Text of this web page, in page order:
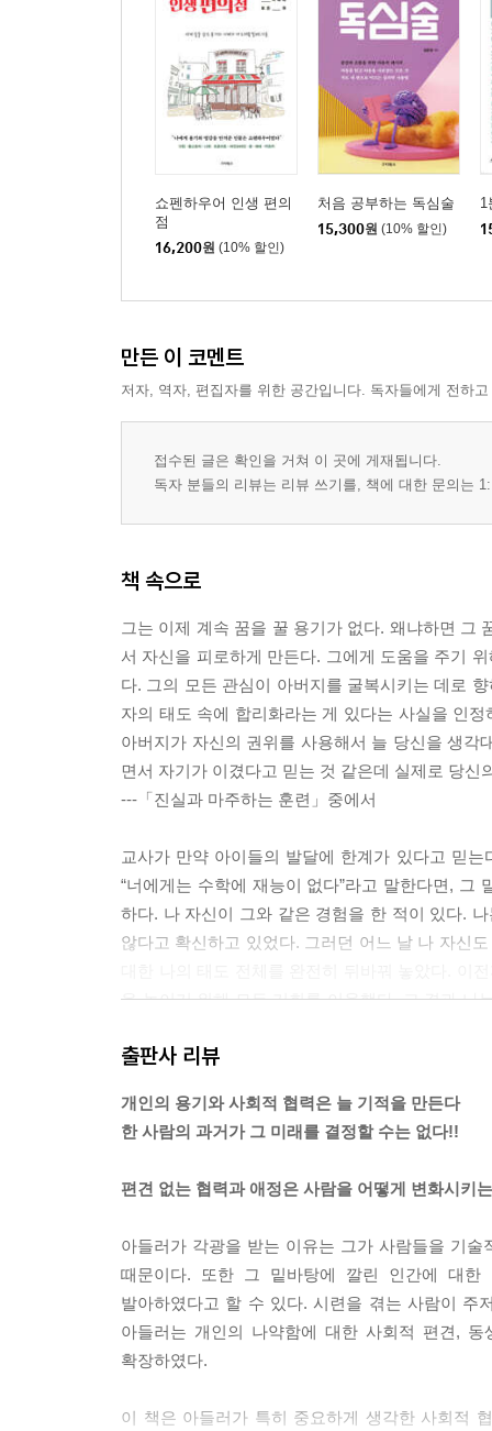
쇼펜하우어 인생 편의
점
16,200원 (10% 할인)
처음 공부하는 독심술
15,300원 (10% 할인)
1
만든 이 코멘트
저자, 역자, 편집자를 위한 공간입니다. 독자들에게 전하
접수된 글은 확인을 거쳐 이 곳에 게재됩니다.
독자 분들의 리뷰는 리뷰 쓰기를, 책에 대한 문의는
책 속으로
그는 이제 계속 꿈을 꿀 용기가 없다. 왜냐하면 그
서 자신을 피로하게 만든다. 그에게 도움을 주기
다. 그의 모든 관심이 아버지를 굴복시키는 데로
자의 태도 속에 합리화라는 게 있다는 사실을 인
아버지가 자신의 권위를 사용해서 늘 당신을 생
면서 자기가 이겼다고 믿는 것 같은데 실제로 당
---「진실과 마주하는 훈련」중에서
교사가 만약 아이들의 발달에 한계가 있다고 믿
“너에게는 수학에 재능이 없다”라고 말한다면,
하다. 나 자신이 그와 같은 경험을 한 적이 있다.
않다고 확신하고 있었다. 그러던 어느 날 나 자신
을 높이기 위해 모든 기회를 이용했다. 그 결과 나
---「결함을 바라보는 태도가 영향을 미친다」중에
인생 초기의 노력이 훗날의 성공을 위한 가장 좋
보자. 아이가 일하는 걸 보고 우리는 매우 멋진 모
각 자신의 노력을 포기해 버릴 것이다. 전자와 같
지만, 반면 후자와 같이 되었다면 성장해서도 자
을 사는 편이 낫다고 생각하게 될 것이다.
---「인류 공헌을 위한 최고의 밑거름」중에서
출판사 리뷰
개인의 용기와 사회적 협력은 늘 기적을 만든다
한 사람의 과거가 그 미래를 결정할 수는 없다!!
편견 없는 협력과 애정은 사람을 어떻게 변화시키
아들러가 각광을 받는 이유는 그가 사람들을 기
때문이다. 또한 그 밑바탕에 깔린 인간에 대한
발아하였다고 할 수 있다. 시련을 겪는 사람이 주
아들러는 개인의 나약함에 대한 사회적 편견,
확장하였다.
이 책은 아들러가 특히 중요하게 생각한 사회적